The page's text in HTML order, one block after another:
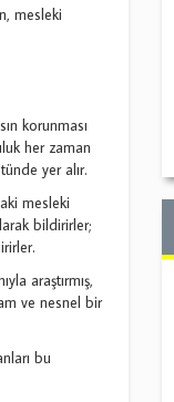
mesleki
korunması
her zaman
yer alır.
mesleki
bildirirler;
araştırmış,
ve nesnel bir
bu